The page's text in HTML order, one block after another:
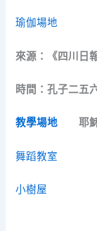
瑜伽場地
來源：《四川日
時間：孔子二五
教學場地 耶穌
舞蹈教室
小樹屋